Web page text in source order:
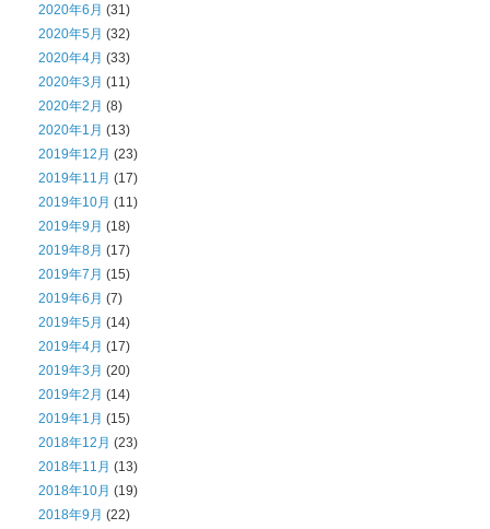
2020年6月 (31)
2020年5月 (32)
2020年4月 (33)
2020年3月 (11)
2020年2月 (8)
2020年1月 (13)
2019年12月 (23)
2019年11月 (17)
2019年10月 (11)
2019年9月 (18)
2019年8月 (17)
2019年7月 (15)
2019年6月 (7)
2019年5月 (14)
2019年4月 (17)
2019年3月 (20)
2019年2月 (14)
2019年1月 (15)
2018年12月 (23)
2018年11月 (13)
2018年10月 (19)
2018年9月 (22)